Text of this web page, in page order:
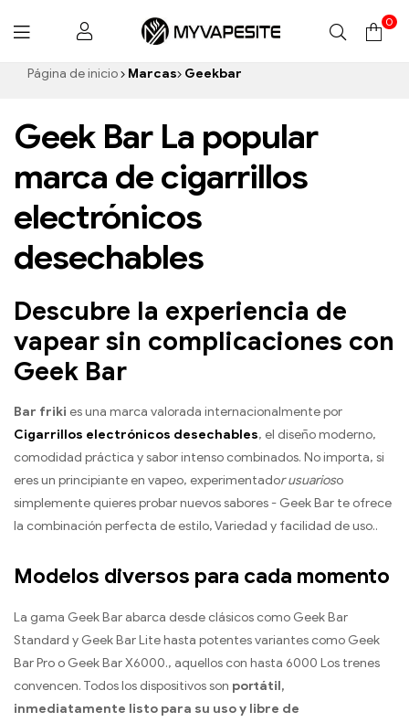
Myvapesite.de
0
Página de inicio Marcas Geekbar
Geek Bar La popular
marca de cigarrillos
electrónicos
desechables
Descubre la experiencia de
vapear sin complicaciones con
Geek Bar
Bar friki es una marca valorada internacionalmente por
Cigarrillos electrónicos desechables, el diseño moderno,
comodidad práctica y sabor intenso combinados. No importa, si
eres un principiante en vapeo, experimentador usuarioso
simplemente quieres probar nuevos sabores - Geek Bar te ofrece
la combinación perfecta de estilo, Variedad y facilidad de uso..
Modelos diversos para cada momento
La gama Geek Bar abarca desde clásicos como Geek Bar
Standard y Geek Bar Lite hasta potentes variantes como Geek
Bar Pro o Geek Bar X6000., aquellos con hasta 6000 Los trenes
convencen. Todos los dispositivos son portátil,
inmediatamente listo para su uso y libre de